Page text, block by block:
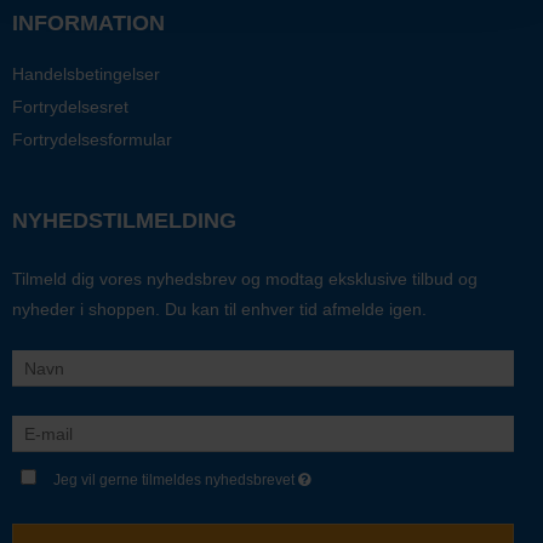
INFORMATION
Handelsbetingelser
Fortrydelsesret
Fortrydelsesformular
NYHEDSTILMELDING
Tilmeld dig vores nyhedsbrev og modtag eksklusive tilbud og
nyheder i shoppen. Du kan til enhver tid afmelde igen.
Jeg vil gerne tilmeldes nyhedsbrevet